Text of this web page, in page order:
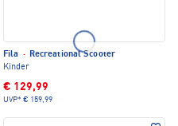
Fila · Recreational Scooter
Kinder
€ 129,99
UVP* € 159,99